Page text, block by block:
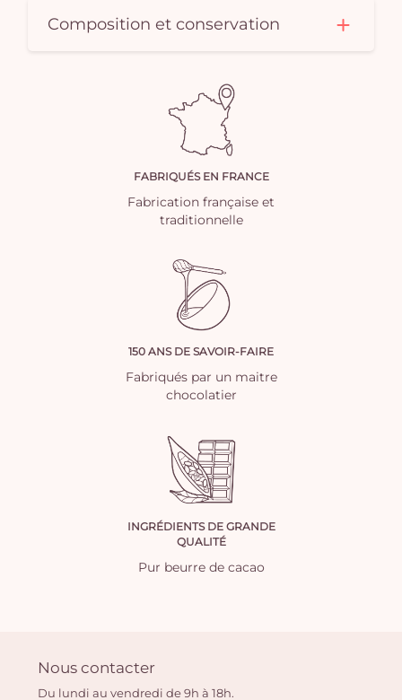
Composition et conservation
FABRIQUÉS EN FRANCE
Fabrication française et
traditionnelle
150 ANS DE SAVOIR-FAIRE
Fabriqués par un maitre
chocolatier
INGRÉDIENTS DE GRANDE
QUALITÉ
Pur beurre de cacao
Nous contacter
Du lundi au vendredi de 9h à 18h.